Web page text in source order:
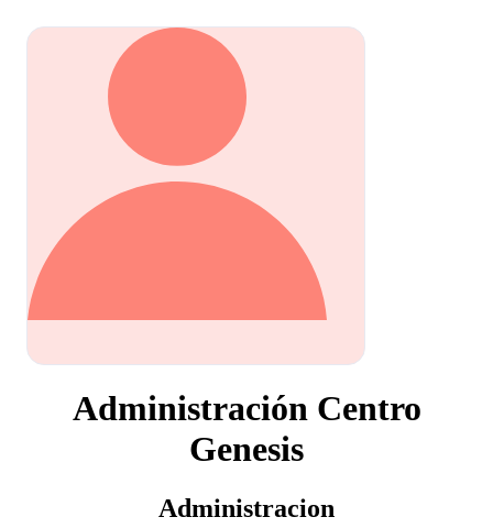
Administración Centro
Genesis
Administracion